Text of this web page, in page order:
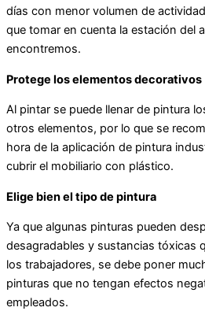
días con menor volumen de
que tomar en cuenta la estación del
encontremos.
Protege los elementos decorativos
Al pintar se puede llenar de pintura
otros elementos, por lo que se
hora de la aplicación de pintura
cubrir el mobiliario con plástico.
Elige bien el tipo de pintura
Ya que algunas pinturas pueden
desagradables y sustancias tóxicas
los trabajadores, se debe poner
pinturas que no tengan efectos
empleados.